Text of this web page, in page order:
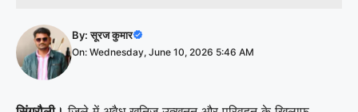
By:सूरज कुमार
On: Wednesday, June 10, 2026 5:46 AM